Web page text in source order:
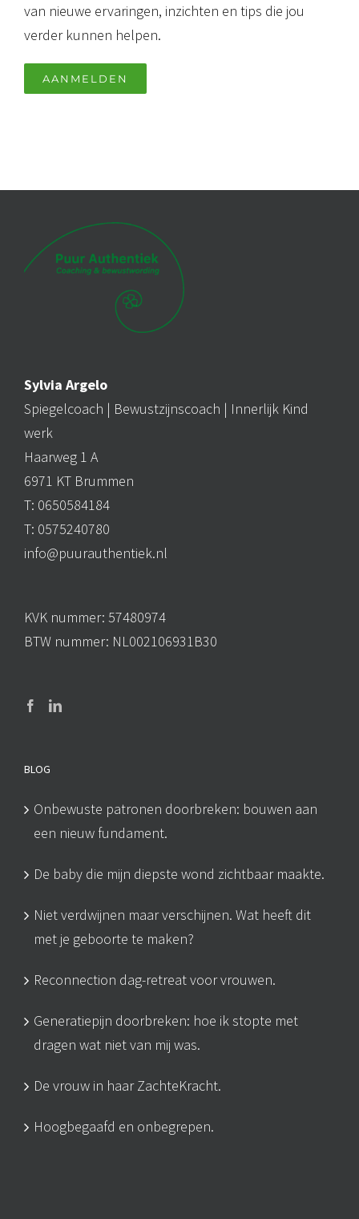
van nieuwe ervaringen, inzichten en tips die jou
verder kunnen helpen.
AANMELDEN
Sylvia Argelo
Spiegelcoach | Bewustzijnscoach | Innerlijk Kind
werk
Haarweg 1 A
6971 KT Brummen
T: 0650584184
T: 0575240780
info@puurauthentiek.nl
KVK nummer: 57480974
BTW nummer: NL002106931B30
BLOG
Onbewuste patronen doorbreken: bouwen aan
een nieuw fundament.
De baby die mijn diepste wond zichtbaar maakte.
Niet verdwijnen maar verschijnen. Wat heeft dit
met je geboorte te maken?
Reconnection dag-retreat voor vrouwen.
Generatiepijn doorbreken: hoe ik stopte met
dragen wat niet van mij was.
De vrouw in haar ZachteKracht.
Hoogbegaafd en onbegrepen.